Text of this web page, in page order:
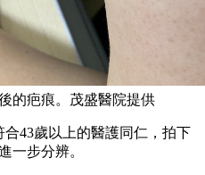
的疤痕。茂盛醫院提供
43歲以上的醫護同仁，拍下
一步分辨。